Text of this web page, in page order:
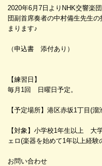
2020年6月7日よりNHK交響楽
団副首席奏者の中村備生先生
まります♪
（申込書 添付あり）
【練習日】
毎月1回 日曜日予定。
【予定場所】港区赤坂1丁目(
【対象】小学校1年生以上 大
ェロ(楽器を始めて1年以上経験
お問い合わせ